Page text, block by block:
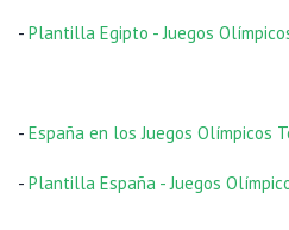
- Plantilla Egipto - Juegos
- España en los Juegos Olímpicos
- Plantilla España - Juegos